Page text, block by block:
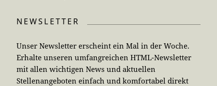
NEWSLETTER
Unser Newsletter erscheint ein Mal in der Woche.
Erhalte unseren umfangreichen HTML-Newsletter
mit allen wichtigen News und aktuellen
Stellenangeboten einfach und komfortabel direkt